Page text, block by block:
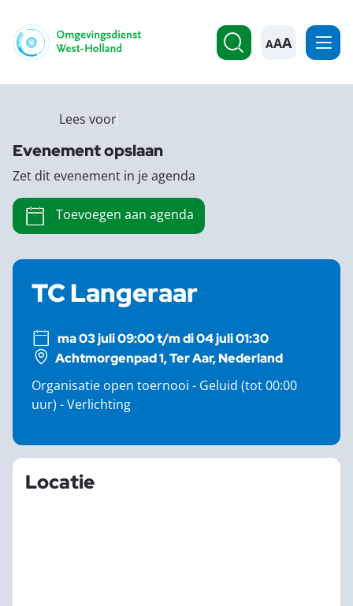
A
TC Langeraar
ma 03 juli 09:00 t/m di 04 juli 01:30
Achtmorgenpad 1, Ter Aar, Nederland
Organisatie open toernooi - Geluid (tot 00:00
uur) - Verlichting
Locatie
Lees voor
Evenement opslaan
Zet dit evenement in je agenda
Toevoegen aan agenda